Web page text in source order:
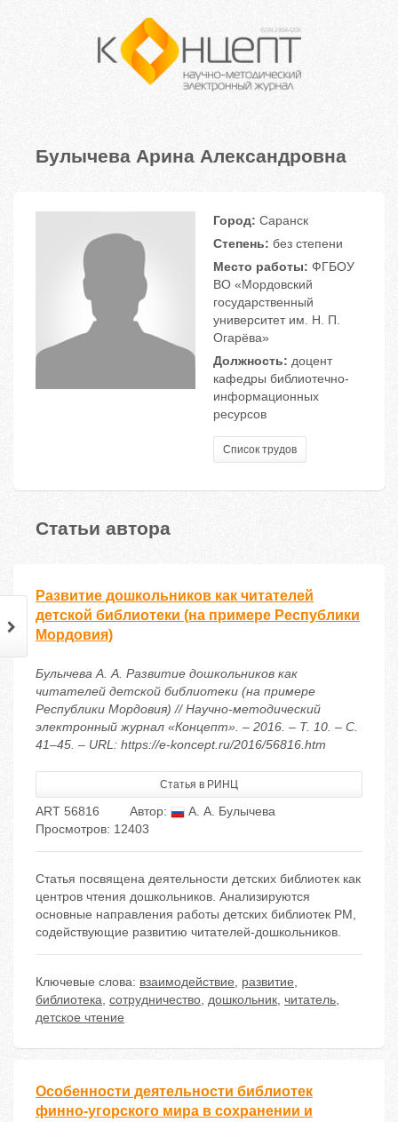
Булычева Арина Александровна
Город: Саранск
Степень: без степени
Место работы: ФГБОУ
ВО «Мордовский
государственный
университет им. Н. П.
Огарёва»
Должность: доцент
кафедры библиотечно-
информационных
ресурсов
Список трудов
Статьи автора
Развитие дошкольников как читателей
детской библиотеки (на примере Республики
Мордовия)
Булычева А. А. Развитие дошкольников как
читателей детской библиотеки (на примере
Республики Мордовия) // Научно-методический
электронный журнал «Концепт». – 2016. – Т. 10. – С.
41–45. – URL: https://e-koncept.ru/2016/56816.htm
Статья в РИНЦ
ART 56816 Автор:
А. А. Булычева
Просмотров: 12403
Статья посвящена деятельности детских библиотек как
центров чтения дошкольников. Анализируются
основные направления работы детских библиотек РМ,
содействующие развитию читателей-дошкольников.
Ключевые слова: взаимодействие, развитие,
библиотека, сотрудничество, дошкольник, читатель,
детское чтение
Особенности деятельности библиотек
финно-угорского мира в сохранении и